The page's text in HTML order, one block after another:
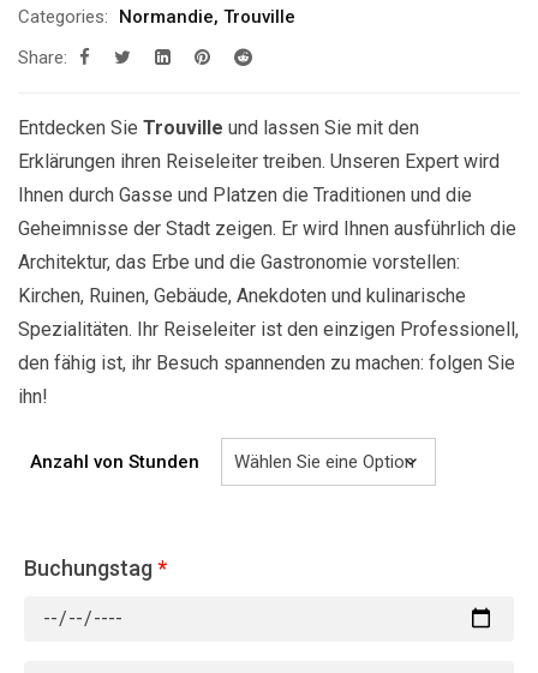
bis
Categories: Normandie, Trouville
Share:
Entdecken Sie Trouville und lassen Sie mit den
Erklärungen ihren Reiseleiter treiben. Unseren Expert wird
Ihnen durch Gasse und Platzen die Traditionen und die
Geheimnisse der Stadt zeigen. Er wird Ihnen ausführlich die
Architektur, das Erbe und die Gastronomie vorstellen:
Kirchen, Ruinen, Gebäude, Anekdoten und kulinarische
Spezialitäten. Ihr Reiseleiter ist den einzigen Professionell,
den fähig ist, ihr Besuch spannenden zu machen: folgen Sie
ihn!
Anzahl von Stunden
Buchungstag*